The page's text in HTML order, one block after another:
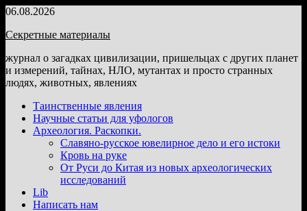
Перейти
содержимому
06.08.2026
Секретные материалы
журнал о загадках цивилизации, пришельцах с других планет
и измерений, тайнах, НЛО, мутантах и просто странных
людях, животных, явлениях
Таинственные явления
Научные статьи для уфологов
Археология. Раскопки.
Славяно-русское ювелирное дело и его истоки
Кровь на руке
От Руси до Китая из новых археологических
исследований
Lib
Написать нам